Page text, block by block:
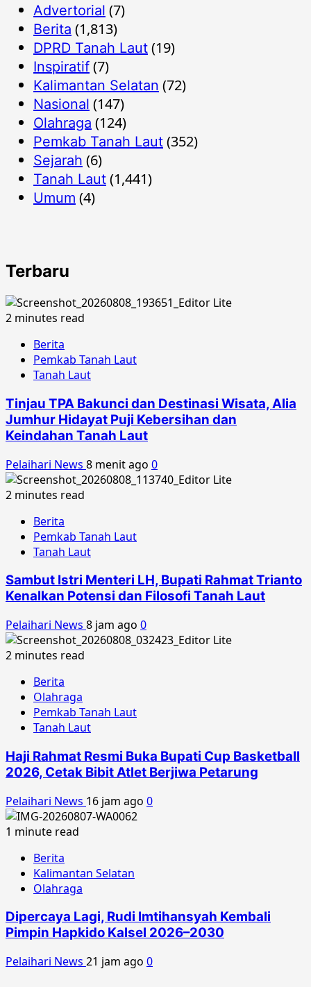
Advertorial (7)
Berita (1,813)
DPRD Tanah Laut (19)
Inspiratif (7)
Kalimantan Selatan (72)
Nasional (147)
Olahraga (124)
Pemkab Tanah Laut (352)
Sejarah (6)
Tanah Laut (1,441)
Umum (4)
Terbaru
2 minutes read
Berita
Pemkab Tanah Laut
Tanah Laut
Tinjau TPA Bakunci dan Destinasi Wisata, Alia
Jumhur Hidayat Puji Kebersihan dan
Keindahan Tanah Laut
Pelaihari News 8 menit ago 0
2 minutes read
Berita
Pemkab Tanah Laut
Tanah Laut
Sambut Istri Menteri LH, Bupati Rahmat Trianto
Kenalkan Potensi dan Filosofi Tanah Laut
Pelaihari News 8 jam ago 0
2 minutes read
Berita
Olahraga
Pemkab Tanah Laut
Tanah Laut
Haji Rahmat Resmi Buka Bupati Cup Basketball
2026, Cetak Bibit Atlet Berjiwa Petarung
Pelaihari News 16 jam ago 0
1 minute read
Berita
Kalimantan Selatan
Olahraga
Dipercaya Lagi, Rudi Imtihansyah Kembali
Pimpin Hapkido Kalsel 2026–2030
Pelaihari News 21 jam ago 0